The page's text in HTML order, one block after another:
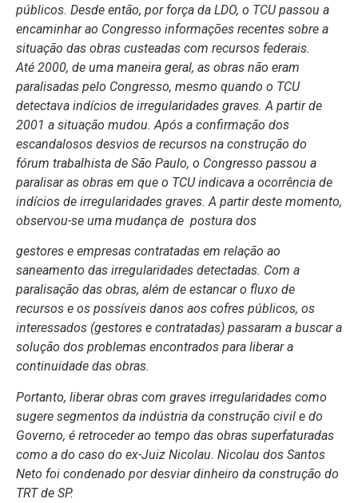
públicos. Desde então, por força da LDO, o TCU passou a
encaminhar ao Congresso informações recentes sobre a
situação das obras custeadas com recursos federais.
Até 2000, de uma maneira geral, as obras não eram
paralisadas pelo Congresso, mesmo quando o TCU
detectava indícios de irregularidades graves. A partir de
2001 a situação mudou. Após a confirmação dos
escandalosos desvios de recursos na construção do
fórum trabalhista de São Paulo, o Congresso passou a
paralisar as obras em que o TCU indicava a ocorrência de
indícios de irregularidades graves. A partir deste momento,
observou-se uma mudança de postura dos
gestores e empresas contratadas em relação ao
saneamento das irregularidades detectadas. Com a
paralisação das obras, além de estancar o fluxo de
recursos e os possíveis danos aos cofres públicos, os
interessados (gestores e contratadas) passaram a buscar a
solução dos problemas encontrados para liberar a
continuidade das obras.
Portanto, liberar obras com graves irregularidades como
sugere segmentos da indústria da construção civil e do
Governo, é retroceder ao tempo das obras superfaturadas
como a do caso do ex-Juiz Nicolau. Nicolau dos Santos
Neto foi condenado por desviar dinheiro da construção do
TRT de SP.